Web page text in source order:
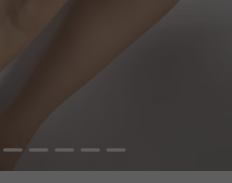
2 3 4 5 6